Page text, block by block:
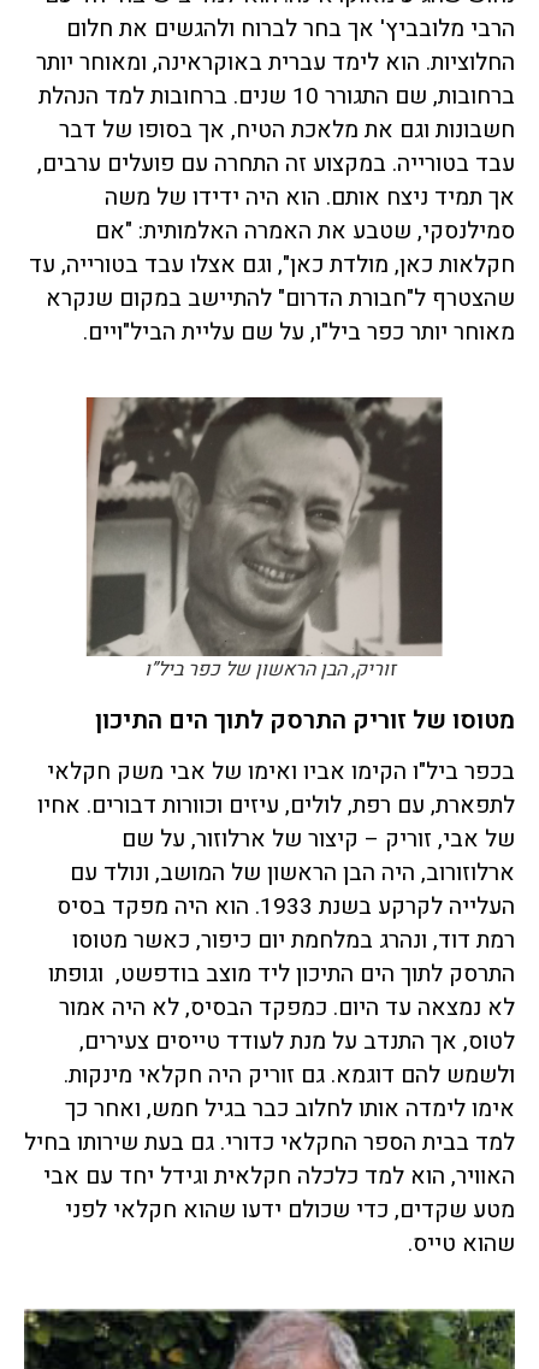
הרבי מלובביץ' אך בחר לברוח ולהגשים את חלום
החלוציות. הוא לימד עברית באוקראינה, ומאוחר יותר
ברחובות, שם התגורר 10 שנים. ברחובות למד הנהלת
חשבונות וגם את מלאכת הטיח, אך בסופו של דבר
עבד בטורייה. במקצוע זה התחרה עם פועלים ערבים,
אך תמיד ניצח אותם. הוא היה ידידו של משה
סמילנסקי, שטבע את האמרה האלמותית: "אם
חקלאות כאן, מולדת כאן", וגם אצלו עבד בטורייה, עד
שהצטרף ל"חבורת הדרום" להתיישב במקום שנקרא
מאוחר יותר כפר ביל"ו, על שם עליית הביל"ויים.
זוריק, הבן הראשון של כפר ביל”ו
מטוסו של זוריק התרסק לתוך הים התיכון
בכפר ביל"ו הקימו אביו ואימו של אבי משק חקלאי
לתפארת, עם רפת, לולים, עיזים וכוורות דבורים. אחיו
של אבי, זוריק – קיצור של ארלוזור, על שם
ארלוזורוב, היה הבן הראשון של המושב, ונולד עם
העלייה לקרקע בשנת 1933. הוא היה מפקד בסיס
רמת דוד, ונהרג במלחמת יום כיפור, כאשר מטוסו
התרסק לתוך הים התיכון ליד מוצב בודפשט, וגופתו
לא נמצאה עד היום. כמפקד הבסיס, לא היה אמור
לטוס, אך התנדב על מנת לעודד טייסים צעירים,
ולשמש להם דוגמא. גם זוריק היה חקלאי מינקות.
אימו לימדה אותו לחלוב כבר בגיל חמש, ואחר כך
למד בבית הספר החקלאי כדורי. גם בעת שירותו בחיל
האוויר, הוא למד כלכלה חקלאית וגידל יחד עם אבי
מטע שקדים, כדי שכולם ידעו שהוא חקלאי לפני
שהוא טייס.